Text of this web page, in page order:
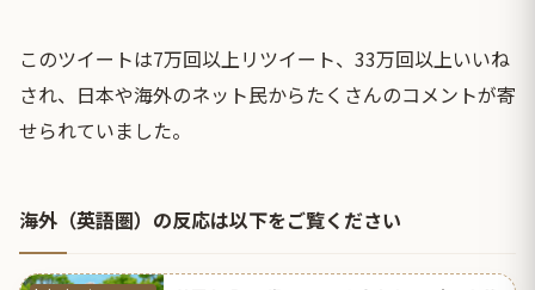
このツイートは7万回以上リツイート、33万回以上いいね
され、日本や海外のネット民からたくさんのコメントが寄
せられていました。
海外（英語圏）の反応は以下をご覧ください